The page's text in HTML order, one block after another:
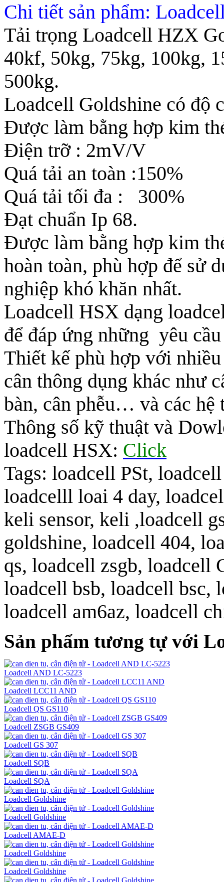
Chi tiết sản phẩm:
Tải trọng Loadcell HZX
40kf, 50kg, 75kg, 100kg,
500kg.
Loadcell Goldshine có độ
Được làm bằng hợp kim
Điện trỡ : 2mV/V
Quá tải an toàn :150%
Quá tải tối đa : 300%
Đạt chuẩn Ip 68.
Được làm bằng hợp kim
hoàn toàn, phù hợp để sử
nghiệp khó khăn nhất.
Loadcell HSX dạng
để đáp ứng những yêu
Thiết kế phù hợp với
cân thông dụng khác như
bàn, cân phễu… và các hệ
Thông số kỹ thuật và
loadcell HSX: Click
Tags: loadcell PSt,
loadcelll loai 4 day,
keli sensor, keli ,loadcell
goldshine, loadcell 404,
qs, loadcell zsgb, loadcell
loadcell bsb, loadcell bsc,
loadcell am6az, loadcell
Sản phẩm tương tự với
Loadcell AND LC-5223
Loadcell LCC11 AND
Loadcell QS GS110
Loadcell ZSGB GS409
Loadcell GS 307
Loadcell SQB
Loadcell SQA
Loadcell Goldshine
Loadcell Goldshine
Loadcell AMAE-D
Loadcell Goldshine
Loadcell Goldshine